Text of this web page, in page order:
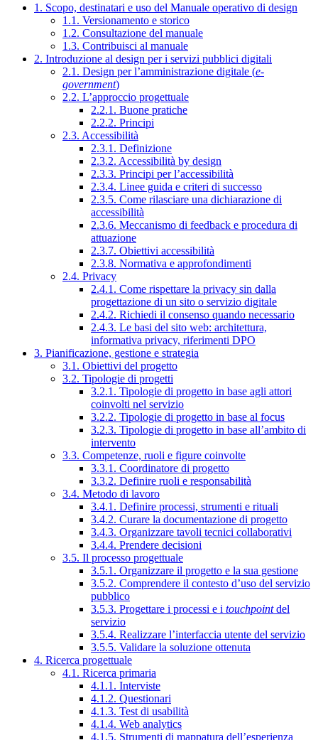
1. Scopo, destinatari e uso del Manuale operativo di design
1.1. Versionamento e storico
1.2. Consultazione del manuale
1.3. Contribuisci al manuale
2. Introduzione al design per i servizi pubblici digitali
2.1. Design per l’amministrazione digitale (e-
government)
2.2. L’approccio progettuale
2.2.1. Buone pratiche
2.2.2. Principi
2.3. Accessibilità
2.3.1. Definizione
2.3.2. Accessibilità by design
2.3.3. Principi per l’accessibilità
2.3.4. Linee guida e criteri di successo
2.3.5. Come rilasciare una dichiarazione di
accessibilità
2.3.6. Meccanismo di feedback e procedura di
attuazione
2.3.7. Obiettivi accessibilità
2.3.8. Normativa e approfondimenti
2.4. Privacy
2.4.1. Come rispettare la privacy sin dalla
progettazione di un sito o servizio digitale
2.4.2. Richiedi il consenso quando necessario
2.4.3. Le basi del sito web: architettura,
informativa privacy, riferimenti DPO
3. Pianificazione, gestione e strategia
3.1. Obiettivi del progetto
3.2. Tipologie di progetti
3.2.1. Tipologie di progetto in base agli attori
coinvolti nel servizio
3.2.2. Tipologie di progetto in base al focus
3.2.3. Tipologie di progetto in base all’ambito di
intervento
3.3. Competenze, ruoli e figure coinvolte
3.3.1. Coordinatore di progetto
3.3.2. Definire ruoli e responsabilità
3.4. Metodo di lavoro
3.4.1. Definire processi, strumenti e rituali
3.4.2. Curare la documentazione di progetto
3.4.3. Organizzare tavoli tecnici collaborativi
3.4.4. Prendere decisioni
3.5. Il processo progettuale
3.5.1. Organizzare il progetto e la sua gestione
3.5.2. Comprendere il contesto d’uso del servizio
pubblico
3.5.3. Progettare i processi e i touchpointdel
servizio
3.5.4. Realizzare l’interfaccia utente del servizio
3.5.5. Validare la soluzione ottenuta
4. Ricerca progettuale
4.1. Ricerca primaria
4.1.1. Interviste
4.1.2. Questionari
4.1.3. Test di usabilità
4.1.4. Web analytics
4.1.5. Strumenti di mappatura dell’esperienza